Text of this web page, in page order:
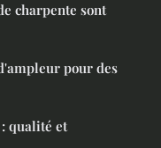
charpente sont
pour des
qualité et